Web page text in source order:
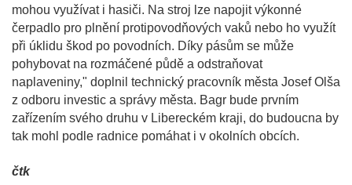
mohou využívat i hasiči. Na stroj lze napojit výkonné
čerpadlo pro plnění protipovodňových vaků nebo ho využít
při úklidu škod po povodních. Díky pásům se může
pohybovat na rozmáčené půdě a odstraňovat
naplaveniny," doplnil technický pracovník města Josef Olša
z odboru investic a správy města. Bagr bude prvním
zařízením svého druhu v Libereckém kraji, do budoucna by
tak mohl podle radnice pomáhat i v okolních obcích.
čtk